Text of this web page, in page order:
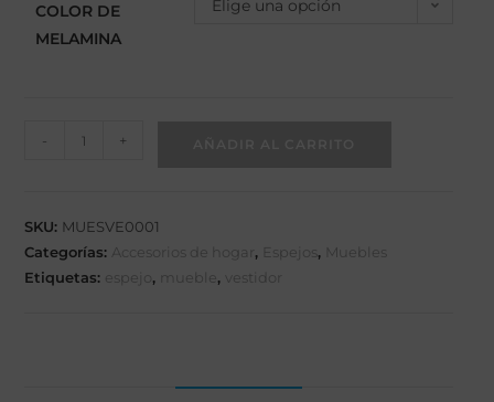
COLOR DE
MELAMINA
Elige una opción
- +
SKU: MUESVE0001
Categorías: Accesorios de hogar , Espejos , Muebles
Etiquetas: espejo , mueble , vestidor